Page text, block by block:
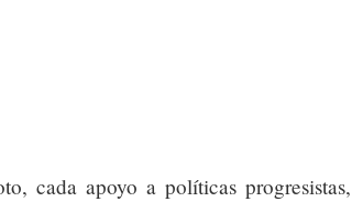
cada apoyo a políticas progresistas,